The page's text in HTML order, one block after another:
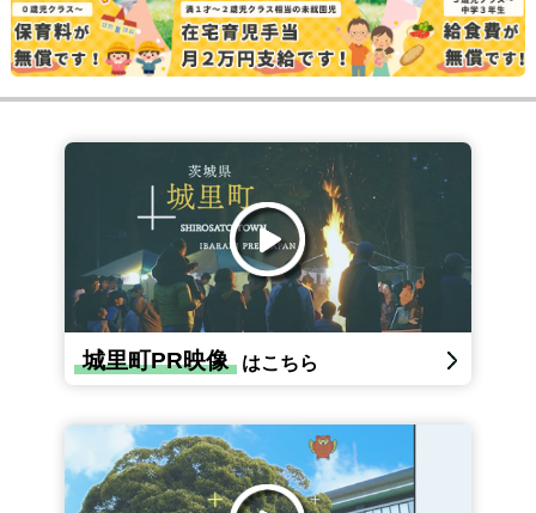
城里町PR映像 はこちら